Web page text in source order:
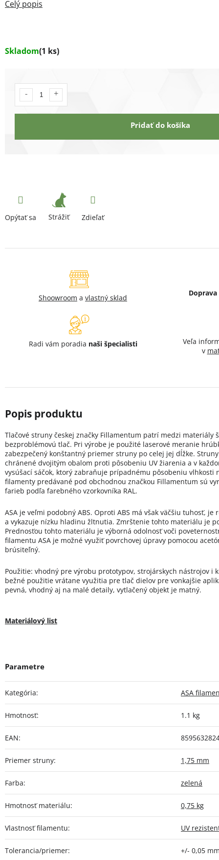
Skladom(1 ks)
Pridať do košíka
Opýtať sa Strážiť Zdieľať
Shoowroom a vlastný sklad
Radi vám poradia naši špecialisti
Veľa
v
Tlačové struny českej značky Fillamentum patrí medzi materiály
bezproblémovú tlač. Pri výrobe je použité laserové meranie
zabezpečený konštantný priemer struny po celej jej dĺžke.
chránené dvojitým obalom proti pôsobeniu UV žiarenia a v
vysúšací sáčok, ktorý zabraňuje prípadnému pôsobeniu vlhkosti
filamenty predávané pod obchodnou značkou Fillamentum sú
farieb podľa farebného vzorkovníka RAL.
ASA je veľmi podobný ABS. Oproti ABS má však väčšiu tuhosť, je
a vykazuje nízku hladinu žltnutia. Zmrštenie tohto materiálu je
Prednosťou tohto materiálu je výborná odolnosť voči
filamentu ASA je možné využiť povrchovej úpravy pomocou
brúsiteľný.
Použitie: vhodný pre výrobu prototypov, strojárskych nástrojov i
bežné použitie vrátane využitia pre tlač dielov pre vonkajšie
pevná, vhodný aj na malé detaily, vytlačený objekt je matný.
Materiálový list
Kategória: ASA
Hmotnosť: 1.1 kg
EAN:
Priemer struny: 1,75 mm
Farba: zelená
Hmotnosť materiálu: 0,75 kg
Vlastnosť filamentu: UV
Tolerancia/priemer: +/- 0,05